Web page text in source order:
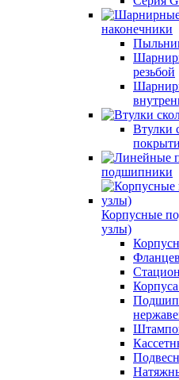
наконечники
резьбой
Втулки
подшипники
Корпусные
узлы)